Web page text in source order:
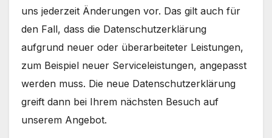
uns jederzeit Änderungen vor. Das gilt auch für
den Fall, dass die Datenschutzerklärung
aufgrund neuer oder überarbeiteter Leistungen,
zum Beispiel neuer Serviceleistungen, angepasst
werden muss. Die neue Datenschutzerklärung
greift dann bei Ihrem nächsten Besuch auf
unserem Angebot.